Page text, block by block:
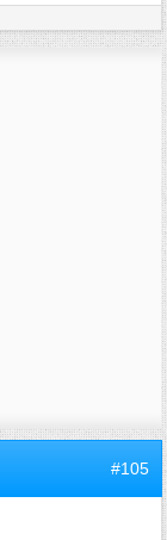
#105